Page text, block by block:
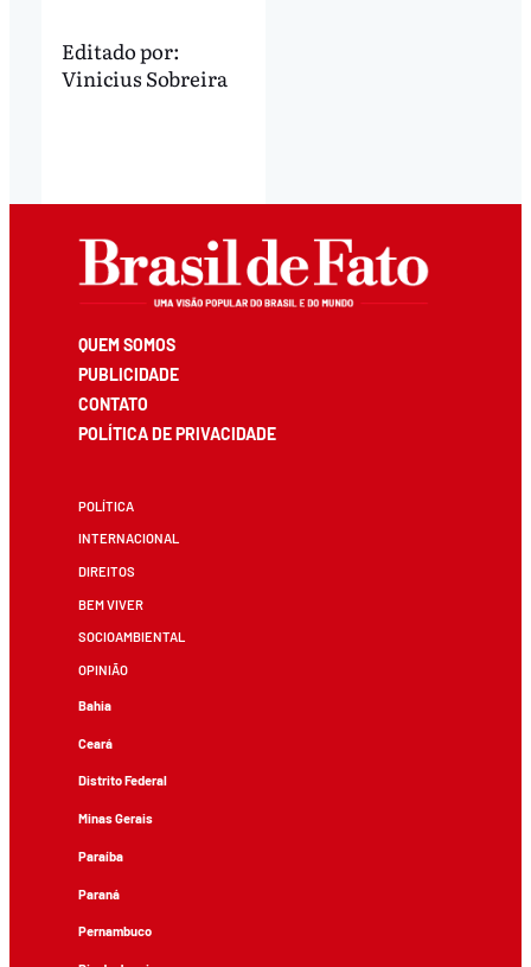
Editado por:
Vinicius Sobreira
QUEM SOMOS
PUBLICIDADE
CONTATO
POLÍTICA DE PRIVACIDADE
POLÍTICA
INTERNACIONAL
DIREITOS
BEM VIVER
SOCIOAMBIENTAL
OPINIÃO
Bahia
Ceará
Distrito Federal
Minas Gerais
Paraíba
Paraná
Pernambuco